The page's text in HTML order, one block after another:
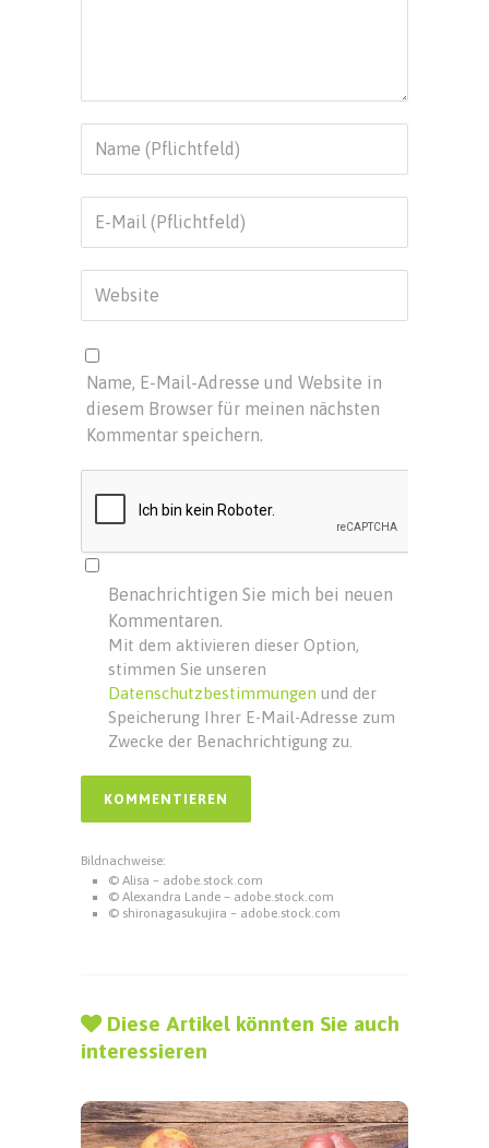
Name, E-Mail-Adresse und Website in
diesem Browser für meinen nächsten
Kommentar speichern.
Benachrichtigen Sie mich bei neuen
Kommentaren.
Mit dem aktivieren dieser Option,
stimmen Sie unseren
Datenschutzbestimmungen und der
Speicherung Ihrer E-Mail-Adresse zum
Zwecke der Benachrichtigung zu.
Bildnachweise:
© Alisa – adobe.stock.com
© Alexandra Lande – adobe.stock.com
© shironagasukujira – adobe.stock.com
Diese Artikel könnten Sie auch
interessieren